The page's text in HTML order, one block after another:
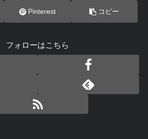
Pinterest コピー
フォローはこちら